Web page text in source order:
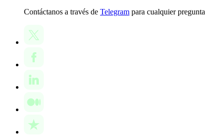
Contáctanos a través de Telegram para cualquier pregunta